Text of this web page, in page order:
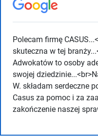
Polecam firmę
skuteczna w tej
Adwokatów to osoby
swojej
W. składam serdeczne
Casus za pomoc i za
zakończenie naszej